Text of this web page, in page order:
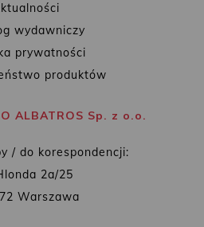
wydawniczy
prywatności
produktów
ALBATROS Sp. z o.o.
/ do korespondencji:
2a/25
Warszawa